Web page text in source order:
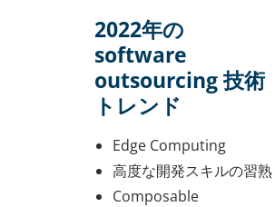
2022年の
software
outsourcing 技術
トレンド
Edge Computing
高度な開発スキルの習熟
Composable